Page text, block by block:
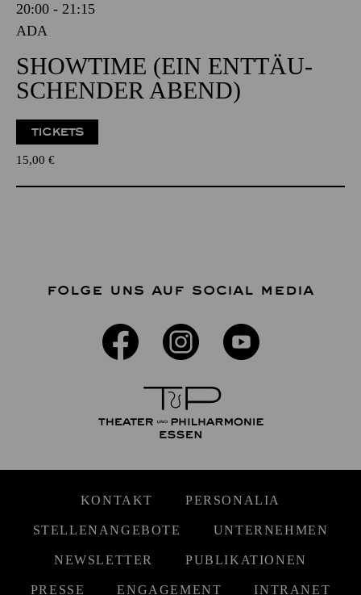
20:00 - 21:15
ADA
SHOW­TIME (EIN ENT­TÄU­
SCHEN­DER ABEND)
TICKETS
15,00 €
FOLGE UNS AUF SOCIAL MEDIA
KONTAKT PERSONALIA
STELLENANGEBOTE UNTERNEHMEN
NEWSLETTER PUBLIKATIONEN
PRESSE ENGAGEMENT INTRANET